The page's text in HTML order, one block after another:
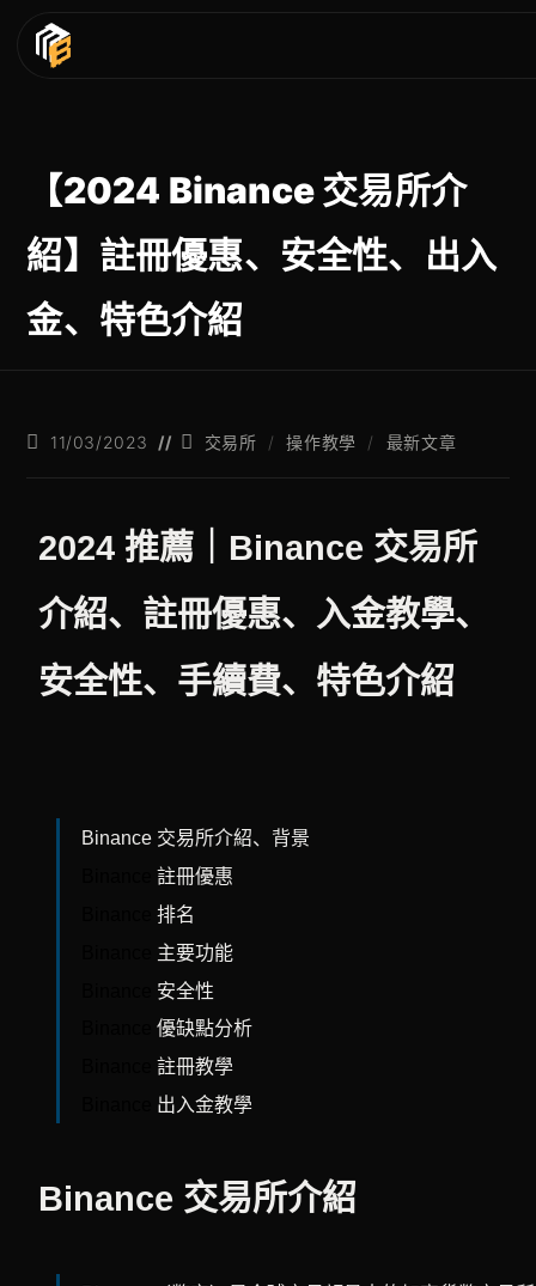
【2024 Binance 交易所介
紹】註冊優惠、安全性、出入
金、特色介紹
11/03/2023 交易所 / 操作教學 / 最新文章
2024 推薦｜Binance 交易所
介紹、註冊優惠、入金教學、
安全性、 手續費、特色介紹
Binance 交易所介紹、背景
註冊優惠
排名
主要功能
安全性
優缺點分析
註冊教學
出入金教學
Binance 交易所介紹